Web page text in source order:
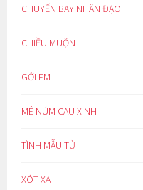
CHUYẾN BAY NHÂN ĐẠO
CHIỀU MUỘN
GỞI EM
MÊ NÚM CAU XINH
TÌNH MẪU TỬ
XÓT XA